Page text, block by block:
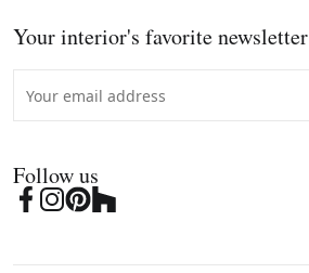
Your interior's favorite newsletter
Follow us